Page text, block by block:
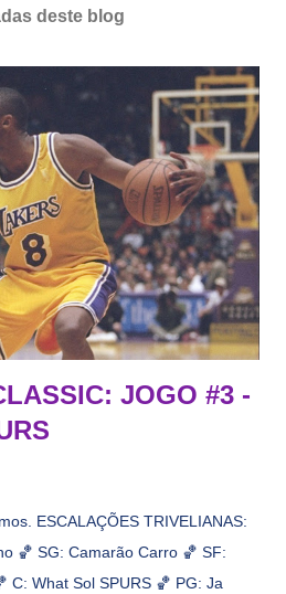
deste blog
JOGO #3 -
ESCALAÇÕES TRIVELIANAS:
🏀 SG: Camarão Carro 🏀 SF:
C: What Sol SPURS 🏀 PG: Ja